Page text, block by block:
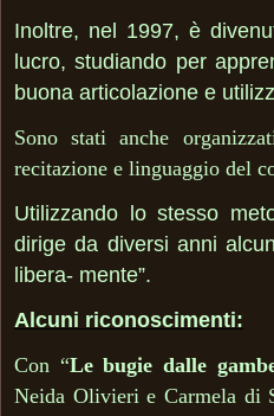
Inoltre, nel 1997, è
lucro, studiando per
buona articolazione e
Sono stati anche
recitazione e linguaggio del
Utilizzando lo stesso
dirige da diversi anni
libera- mente”.
Alcuni riconoscimenti:
Con “Le bugie dalle
Neida Olivieri e Carmela di